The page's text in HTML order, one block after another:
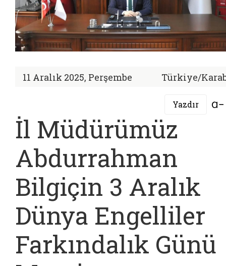
11 Aralık 2025, Perşembe Türkiye/
Yazdır
İl Müdürümüz
Abdurrahman
Bilgiçin 3 Aralık
Dünya Engelliler
Farkındalık Günü